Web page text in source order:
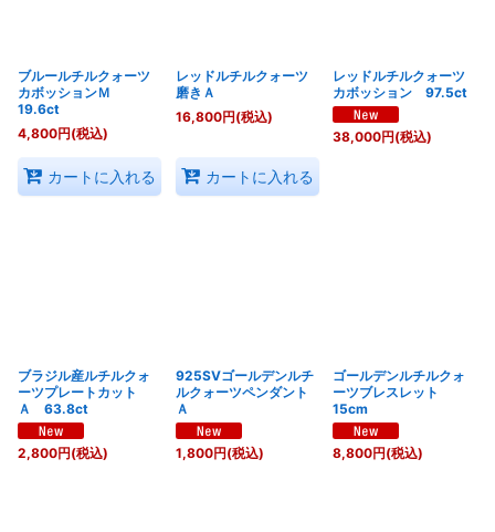
ブルールチルクォーツ
カボッションＭ
19.6ct
4,800円(税込)
カートに入れる
レッドルチルクォーツ
磨きＡ
16,800円(税込)
カートに入れる
レッドルチルクォーツ
カボッション 97.5ct
38,000円(税込)
ブラジル産ルチルクォ
ーツプレートカット
Ａ 63.8ct
2,800円(税込)
925SVゴールデンルチ
ルクォーツペンダント
Ａ
1,800円(税込)
ゴールデンルチルクォ
ーツブレスレット
15cm
8,800円(税込)